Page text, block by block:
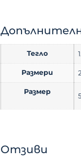
Тегло
Размери
Размер
Отзиви